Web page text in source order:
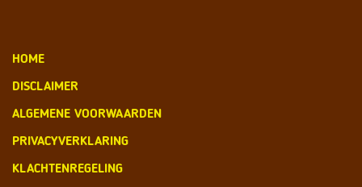
HOME
DISCLAIMER
ALGEMENE VOORWAARDEN
PRIVACYVERKLARING
KLACHTENREGELING